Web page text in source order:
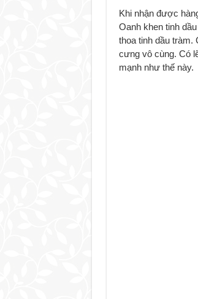
Khi nhận được
Oanh khen tinh
thoa tinh dầu tràm.
cưng vô cùng. Có
mạnh như thế này.